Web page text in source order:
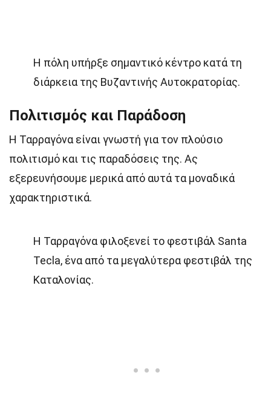
Η πόλη υπήρξε σημαντικό κέντρο κατά τη
διάρκεια της Βυζαντινής Αυτοκρατορίας.
Πολιτισμός και Παράδοση
Η Ταρραγόνα είναι γνωστή για τον πλούσιο
πολιτισμό και τις παραδόσεις της. Ας
εξερευνήσουμε μερικά από αυτά τα μοναδικά
χαρακτηριστικά.
Η Ταρραγόνα φιλοξενεί το φεστιβάλ Santa
Tecla, ένα από τα μεγαλύτερα φεστιβάλ της
Καταλονίας.